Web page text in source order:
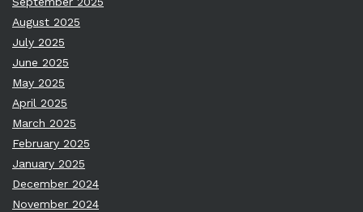
August 2025
July 2025
June 2025
May 2025
April 2025
March 2025
February 2025
January 2025
December 2024
November 2024